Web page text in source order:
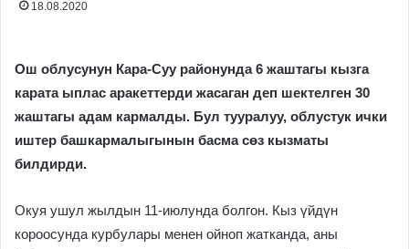
18.08.2020
Ош облусунун Кара-Суу районунда 6 жаштагы кызга
карата ыплас аракеттерди жасаган деп шектелген 30
жаштагы адам кармалды. Бул тууралуу, облустук ички
иштер башкармалыгынын басма сөз кызматы
билдирди.
Окуя ушул жылдын 11-июлунда болгон. Кыз үйдүн
короосунда курбулары менен ойноп жатканда, аны